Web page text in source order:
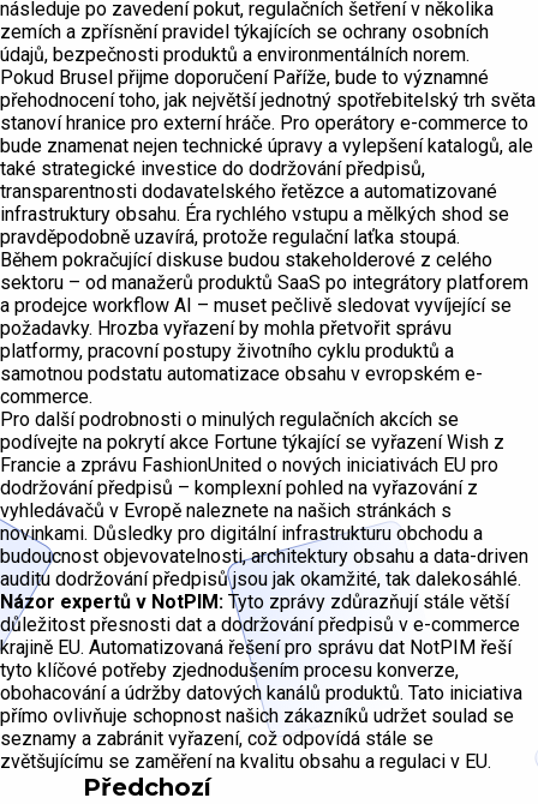
následuje po zavedení pokut, regulačních šetření v několika
zemích a zpřísnění pravidel týkajících se ochrany osobních
údajů, bezpečnosti produktů a environmentálních norem.
Pokud Brusel přijme doporučení Paříže, bude to významné
přehodnocení toho, jak největší jednotný spotřebitelský trh světa
stanoví hranice pro externí hráče. Pro operátory e-commerce to
bude znamenat nejen technické úpravy a vylepšení katalogů, ale
také strategické investice do dodržování předpisů,
transparentnosti dodavatelského řetězce a automatizované
infrastruktury obsahu. Éra rychlého vstupu a mělkých shod se
pravděpodobně uzavírá, protože regulační laťka stoupá.
Během pokračující diskuse budou stakeholderové z celého
sektoru – od manažerů produktů SaaS po integrátory platforem
a prodejce workflow AI – muset pečlivě sledovat vyvíjející se
požadavky. Hrozba vyřazení by mohla přetvořit správu
platformy, pracovní postupy životního cyklu produktů a
samotnou podstatu automatizace obsahu v evropském e-
commerce.
Pro další podrobnosti o minulých regulačních akcích se
podívejte na pokrytí akce Fortune týkající se vyřazení Wish z
Francie a zprávu FashionUnited o nových iniciativách EU pro
dodržování předpisů – komplexní pohled na vyřazování z
vyhledávačů v Evropě naleznete na našich stránkách s
novinkami. Důsledky pro digitální infrastrukturu obchodu a
budoucnost objevovatelnosti, architektury obsahu a data-driven
auditu dodržování předpisů jsou jak okamžité, tak dalekosáhlé.
Názor expertů v NotPIM: Tyto zprávy zdůrazňují stále větší
důležitost přesnosti dat a dodržování předpisů v e-commerce
krajině EU. Automatizovaná řešení pro správu dat NotPIM řeší
tyto klíčové potřeby zjednodušením procesu konverze,
obohacování a údržby datových kanálů produktů. Tato iniciativa
přímo ovlivňuje schopnost našich zákazníků udržet soulad se
seznamy a zabránit vyřazení, což odpovídá stále se
zvětšujícímu se zaměření na kvalitu obsahu a regulaci v EU.
Předchozí